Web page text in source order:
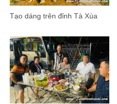
Tạo dáng trên đỉnh Tà Xùa